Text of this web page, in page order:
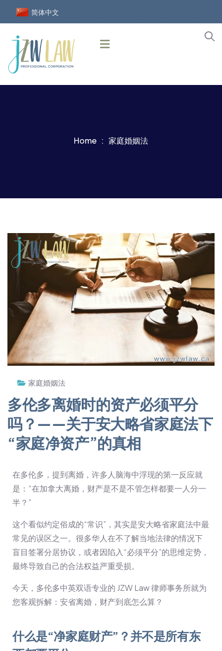
简体中文
Home 家庭婚姻法
家庭婚姻法
多伦多离婚时的资产必须平分
吗？——关于安大略省家庭法下
“家庭净资产”的真相
在多伦多，提到离婚，许多人脑海中浮现的第一反应就
是：“在加拿大离婚，财产是不是不管怎样都要一人分一
半？”
这个看似约定俗成的“常识”，其实是安大略省家庭法中最
常见的误区之一。很多华人在不了解当地法律的情况下
盲目签署分居协议，或者因陷入“必须平分”的思维定势，
最终导致自己的合法权益严重受损。
今天，多伦多中英双语专业的 JZW Law 律师事务所就为
您客观拆解：安省离婚，财产到底怎么算？
什么是“净家庭财产”？并不是所有东